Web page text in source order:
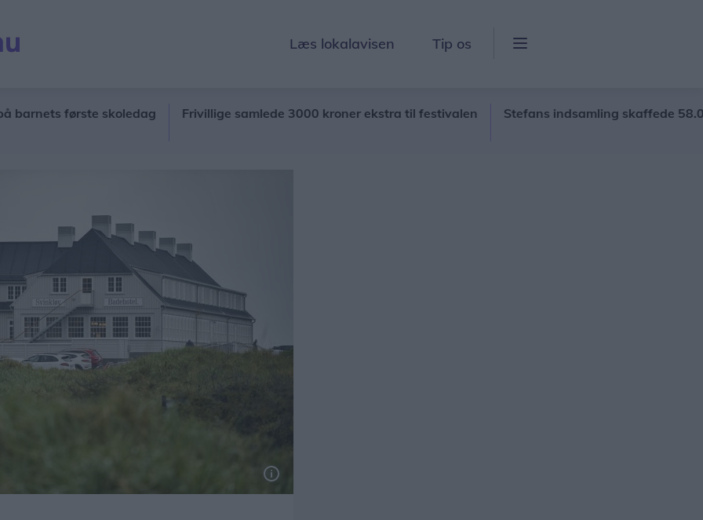
Læs lokalavisen Tip os
første skoledag Frivillige samlede 3000 kroner ekstra til festivalen Stefans indsamling skaffede 58.000 til